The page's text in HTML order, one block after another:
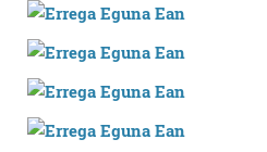
prozesatzeko moduari
eta ezarri zure lehentasunak
alda edo ken dezakezu
eta hirugarrenen cookie-